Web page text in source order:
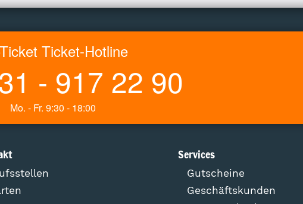
Ticket-Hotline
- 917 22 90
Mo. - Fr. 9:30 - 18:00
Services
Gutscheine
Geschäftskunden